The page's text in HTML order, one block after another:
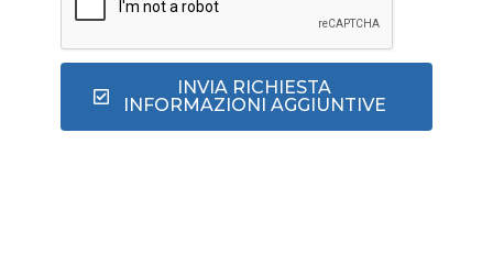
INVIA RICHIESTA
INFORMAZIONI AGGIUNTIVE